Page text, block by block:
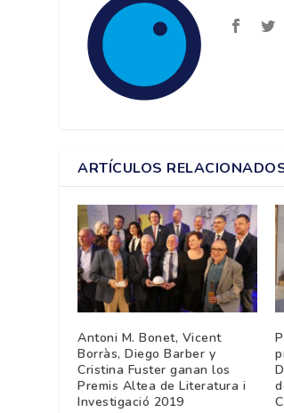
ARTÍCULOS
Antoni M. Bonet, Vicent
Borràs, Diego Barber y
Cristina Fuster ganan los
Premis Altea de Literatura i
Investigació 2019